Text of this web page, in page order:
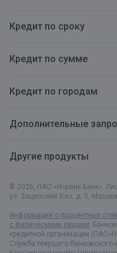
© 2026, ПАО «Норвик Банк».
ул. Зацепский Вал, д. 5, Москва
Информация о процентных
с физическими лицами.
кредитной организации
Служба текущего
Кредит по сроку
Кредит по сумме
Кредит по городам
Дополнительные
Другие продукты